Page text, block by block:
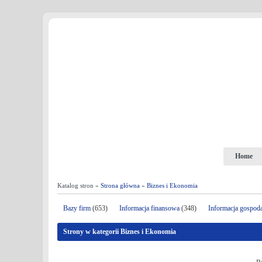
Home
Katalog stron » Strona główna » Biznes i Ekonomia
Bazy firm (653) Informacja finansowa (348) Informacja
Strony w kategorii Biznes i Ekonomia